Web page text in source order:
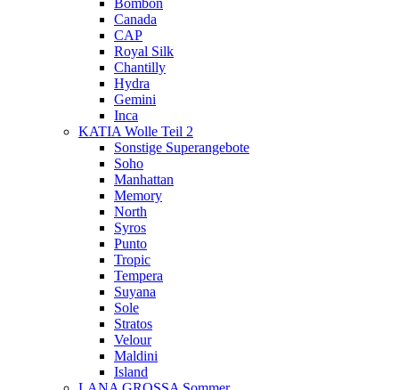
Bombon
Canada
CAP
Royal Silk
Chantilly
Hydra
Gemini
Inca
KATIA Wolle Teil 2
Sonstige Superangebote
Soho
Manhattan
Memory
North
Syros
Punto
Tropic
Tempera
Suyana
Sole
Stratos
Velour
Maldini
Island